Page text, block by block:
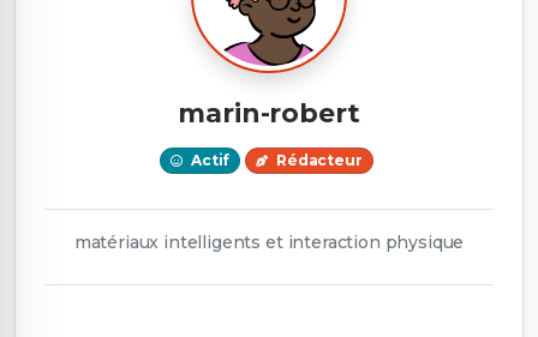
marin-robert
Actif Rédacteur
matériaux intelligents et interaction physique